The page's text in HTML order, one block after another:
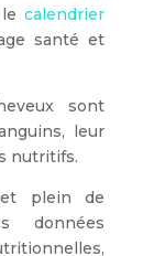
lecalendrier
santé et
sont
leur
nutritifs.
et plein de
données